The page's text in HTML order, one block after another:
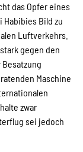
das Opfer eines
Habibies Bild zu
Luftverkehrs.
gegen den
Maschine
zwar
sei jedoch